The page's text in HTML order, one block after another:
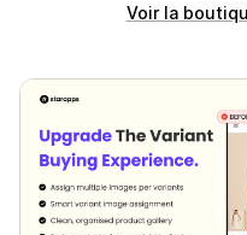
Voir la